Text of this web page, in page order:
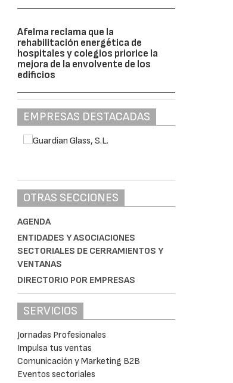
Afelma reclama que la
rehabilitación energética de
hospitales y colegios priorice la
mejora de la envolvente de los
edificios
EMPRESAS DESTACADAS
OTRAS SECCIONES
AGENDA
ENTIDADES Y ASOCIACIONES
SECTORIALES DE CERRAMIENTOS Y
VENTANAS
DIRECTORIO POR EMPRESAS
SERVICIOS
Jornadas Profesionales
Impulsa tus ventas
Comunicación y Marketing B2B
Eventos sectoriales